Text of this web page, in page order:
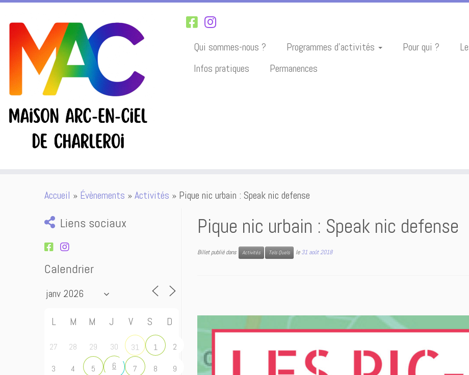
Qui sommes-nous ? Programmes d’activités Pour qui ?
Infos pratiques
Permanences
Accueil » Évènements »Activités » Pique nic urbain : Speak nic defense
Liens sociaux
Calendrier
L M M J V S D
27 28 29 30 31 1 2
3 4 5 6 7 8 9
Pique nic urbain : Speak nic defense
Billet publié dans Activités Tels Quels le31 août 2018